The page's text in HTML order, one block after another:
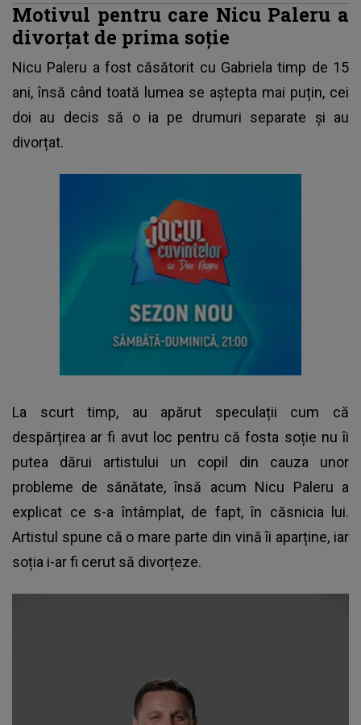
Motivul pentru care Nicu Paleru a
divorțat de prima soție
Nicu Paleru a fost căsătorit cu Gabriela timp de 15
ani, însă când toată lumea se aștepta mai puțin, cei
doi au decis să o ia pe drumuri separate și au
divorțat.
La scurt timp, au apărut speculații cum că
despărțirea ar fi avut loc pentru că fosta soție nu îi
putea dărui artistului un copil din cauza unor
probleme de sănătate, însă acum Nicu Paleru a
explicat ce s-a întâmplat, de fapt, în căsnicia lui.
Artistul spune că o mare parte din vină îi aparține, iar
soția i-ar fi cerut să divorțeze.